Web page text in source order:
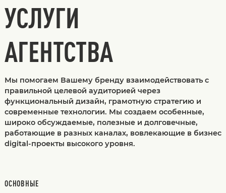
УСЛУГИ
АГЕНТСТВА
Мы помогаем Вашему бренду взаимодействовать с
правильной целевой аудиторией через
функциональный дизайн, грамотную стратегию и
современные технологии. Мы создаем особенные,
широко обсуждаемые, полезные и долговечные,
работающие в разных каналах, вовлекающие в бизнес
digital-проекты высокого уровня.
ОСНОВНЫЕ